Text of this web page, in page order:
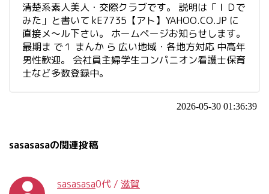
清楚系素人美人・交際クラブです。 説明は「ＩＤで
みた」と書いて kE7735【アト】YAHOO.CO.JP に
直接メ～ル下さい。 ホームページお知らせします。
最期ま で１ まんか ら 広い地域・各地方対応 中高年
男性歓迎。 会社員主婦学生コンパニオン看護士保育
士など多数登録中。
2026-05-30 01:36:39
sasasasaの関連投稿
sasasasa0代 / 滋賀